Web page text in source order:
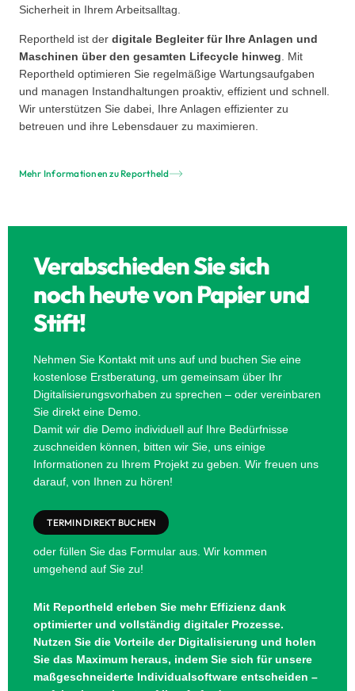
Sicherheit in Ihrem Arbeitsalltag.
Reportheld ist der digitale Begleiter für Ihre Anlagen und
Maschinen über den gesamten Lifecycle hinweg. Mit
Reportheld optimieren Sie regelmäßige Wartungsaufgaben
und managen Instandhaltungen proaktiv, effizient und schnell.
Wir unterstützen Sie dabei, Ihre Anlagen effizienter zu
betreuen und ihre Lebensdauer zu maximieren.
Mehr Informationen zu Reportheld
Verabschieden Sie sich
noch heute von Papier und
Stift!
Nehmen Sie Kontakt mit uns auf und buchen Sie eine
kostenlose Erstberatung, um gemeinsam über Ihr
Digitalisierungsvorhaben zu sprechen – oder vereinbaren
Sie direkt eine Demo.
Damit wir die Demo individuell auf Ihre Bedürfnisse
zuschneiden können, bitten wir Sie, uns einige
Informationen zu Ihrem Projekt zu geben. Wir freuen uns
darauf, von Ihnen zu hören!
TERMIN DIREKT BUCHEN
oder füllen Sie das Formular aus. Wir kommen
umgehend auf Sie zu!
Mit Reportheld erleben Sie mehr Effizienz dank
optimierter und vollständig digitaler Prozesse.
Nutzen Sie die Vorteile der Digitalisierung und holen
Sie das Maximum heraus, indem Sie sich für unsere
maßgeschneiderte Individualsoftware entscheiden –